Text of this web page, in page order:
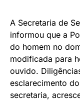
A Secretaria de
informou que a
do homem no
modificada para
ouvido.
esclarecimento
secretaria,